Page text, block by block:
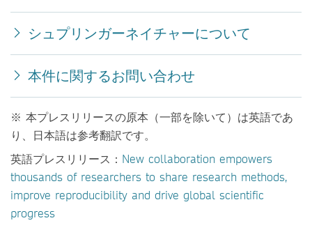
シュプリンガーネイチャーについて
本件に関するお問い合わせ
※ 本プレスリリースの原本（一部を除いて）は英語であ
り、日本語は参考翻訳です。
英語プレスリリース： New collaboration empowers
thousands of researchers to share research methods,
improve reproducibility and drive global scientific
progress